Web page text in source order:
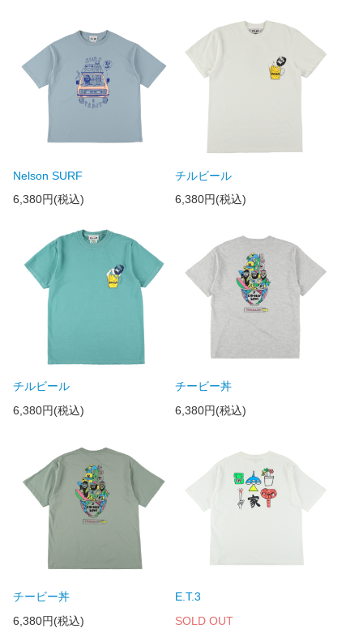
Nelson SURF
6,380円(税込)
チルビール
6,380円(税込)
チルビール
6,380円(税込)
チービー丼
6,380円(税込)
チービー丼
6,380円(税込)
E.T.3
SOLD OUT